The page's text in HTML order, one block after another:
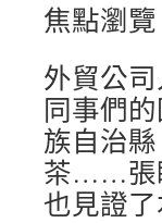
焦點瀏覽
外貿公
同事們
族自治
茶……張
也見證